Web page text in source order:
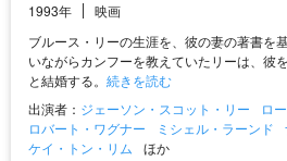
1993年
映画
ブルース・リーの生涯を、彼の妻の著書を
いながらカンフーを教えていたリーは、彼
と結婚する。 続きを読む
出演者： ジェーソン・スコット・リー
ロ
ロバート・ワグナー
ミシェル・ラーンド
ケイ・トン・リム
ほか